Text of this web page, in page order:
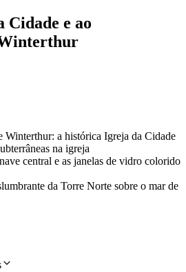
Cidade e ao
Winterthur: a histórica Igreja da Cidade
na igreja
central e as janelas de vidro colorido
da Torre Norte sobre o mar de